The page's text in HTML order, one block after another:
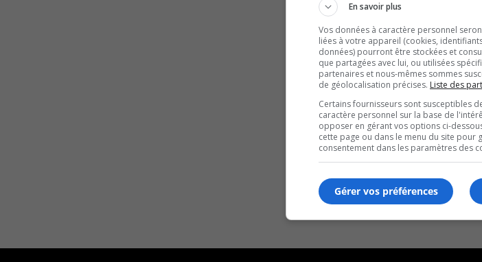
En savoir plus
Vos données à caractère personnel
liées à votre appareil (cookies,
données) pourront être stockées et
que partagées avec lui, ou utilisées
partenaires et nous-mêmes sommes
de géolocalisation précises. Liste des
Certains fournisseurs sont susceptibles
caractère personnel sur la base de
opposer en gérant vos options ci-
cette page ou dans le menu du site pour
consentement dans les paramètres des
Gérer vos préférences